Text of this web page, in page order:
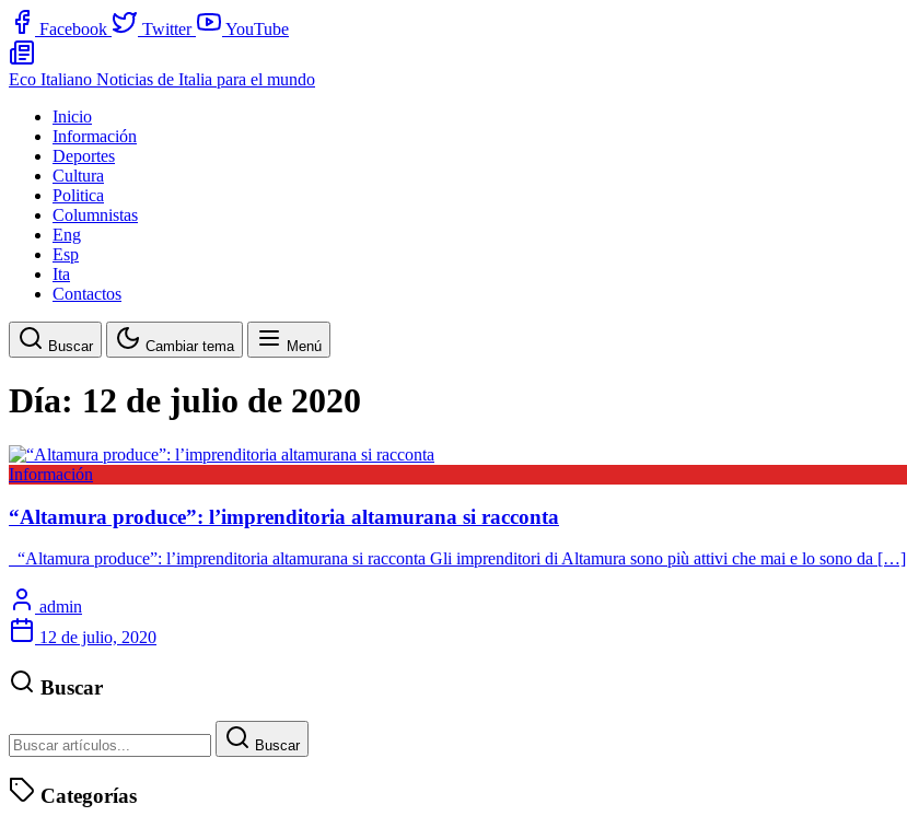
Facebook Twitter YouTube
Eco Italiano Noticias de Italia para el mundo
Inicio
Información
Deportes
Cultura
Politica
Columnistas
Eng
Esp
Ita
Contactos
Buscar Cambiar tema Menú
Día: 12 de julio de 2020
Información
“Altamura produce”: l’imprenditoria altamurana si racconta
“Altamura produce”: l’imprenditoria altamurana si racconta Gli imprenditori di Altamura sono più attivi che mai e lo sono da […]
admin
12 de julio, 2020
Buscar
Buscar
Categorías